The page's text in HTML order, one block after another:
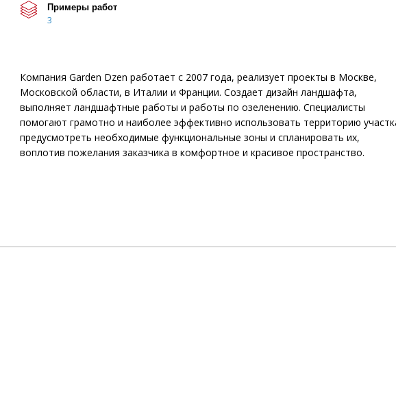
Примеры работ
3
Компания Garden Dzen работает с 2007 года, реализует проекты в Москве,
Московской области, в Италии и Франции. Создает дизайн ландшафта,
выполняет ландшафтные работы и работы по озеленению. Специалисты
помогают грамотно и наиболее эффективно использовать территорию
предусмотреть необходимые функциональные зоны и спланировать их,
воплотив пожелания заказчика в комфортное и красивое пространство.